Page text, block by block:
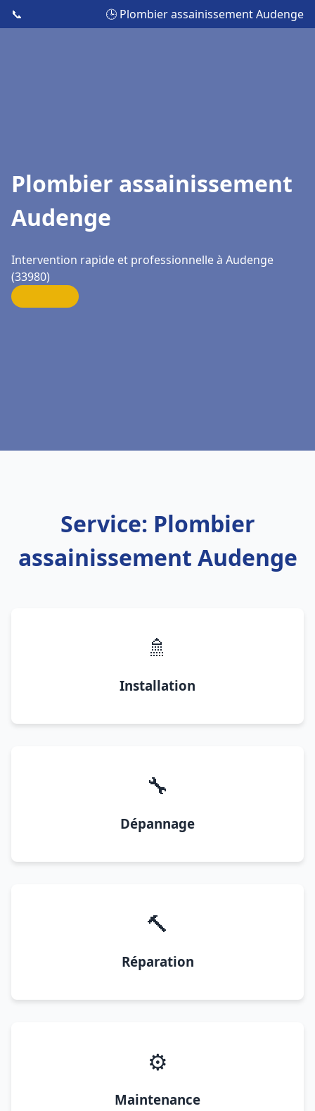
📞 🕒 Plombier assainissement Audenge
Plombier assainissement
Audenge
Intervention rapide et professionnelle à Audenge
(33980)
Service: Plombier
assainissement Audenge
🚿
Installation
🔧
Dépannage
🔨
Réparation
⚙️
Maintenance